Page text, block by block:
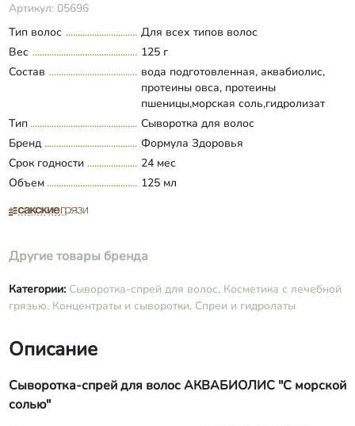
Артикул: 05696
Тип волос
Для всех типов волос
Вес
125 г
Состав
вода подготовленная, аквабиолис,
протеины овса, протеины
пшеницы,морская соль,гидролизат
кератина, кетон малины, биолин,
пантенол, шаромикс 708.
Развернуть состав
Тип
Сыворотка для волос
Бренд
Формула Здоровья
Срок годности
24 мес
Объем
125 мл
Другие товары бренда
Категории: Сыворотка-спрей для волос, Косметика с лечебной
грязью, Концентраты и сыворотки, Спреи и гидролаты
Описание
Сыворотка-спрей для волос АКВАБИОЛИС "С морской
солью"